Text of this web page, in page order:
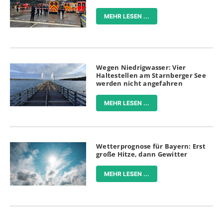
MEHR LESEN ...
Wegen Niedrigwasser: Vier
Haltestellen am Starnberger See
werden nicht angefahren
MEHR LESEN ...
Wetterprognose für Bayern: Erst
große Hitze, dann Gewitter
MEHR LESEN ...